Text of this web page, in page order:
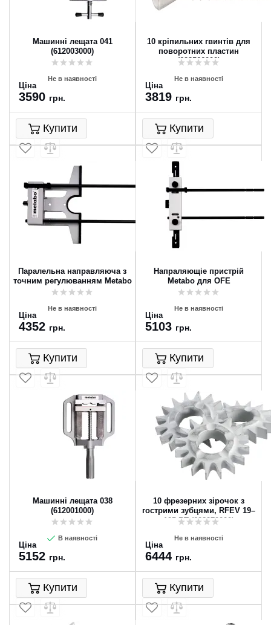
Машинні лещата 041
(612003000)
Не в наявності
Ціна
3590 грн.
Купити
10 кріпильних гвинтів для
поворотних пластин
(623566000)
Не в наявності
Ціна
3819 грн.
Купити
Паралельна направляюча з
точним регулюванням Metabo
Не в наявності
Ціна
4352 грн.
Купити
Напраляющіе пристрій
Metabo для OFE
Не в наявності
Ціна
5103 грн.
Купити
Машинні лещата 038
(612001000)
В наявності
Ціна
5152 грн.
Купити
10 фрезерних зірочок з
гострими зубцями, RFEV 19–
125 RT (628270000)
Не в наявності
Ціна
6444 грн.
Купити